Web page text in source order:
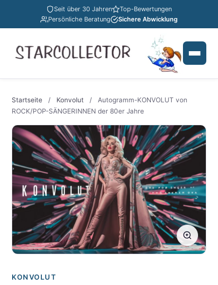
Seit über 30 Jahren
Top-Bewertungen
Persönliche Beratung
Sichere Abwicklung
Startseite / Konvolut /
Autogramm-KONVOLUT von
ROCK/POP-SÄNGERINNEN der 80er Jahre
KONVOLUT